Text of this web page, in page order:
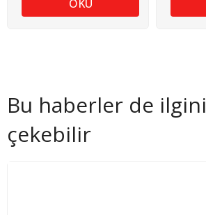
OKU
Bu haberler de ilgini
çekebilir